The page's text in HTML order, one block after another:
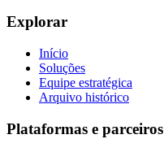
Explorar
Início
Soluções
Equipe estratégica
Arquivo histórico
Plataformas e parceiros